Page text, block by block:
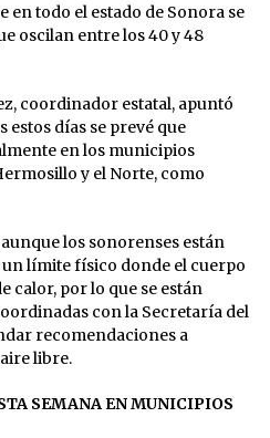
todo el estado de Sonora se
oscilan entre los 40 y 48
coordinador estatal, apuntó
estos días se prevé que
en los municipios
y el Norte, como
los sonorenses están
límite físico donde el cuerpo
calor, por lo que se están
con la Secretaría del
recomendaciones a
libre.
SEMANA EN MUNICIPIOS